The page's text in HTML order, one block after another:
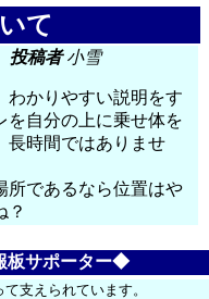
て
投稿者小雪
わかりやすい説明をす
を自分の上に乗せ体を
長時間ではありませ
所であるなら位置はや
？
板サポーター◆
支えられています。